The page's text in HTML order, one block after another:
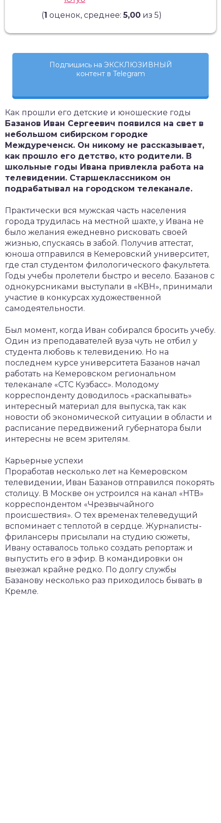
(1 оценок, среднее:5,00 из 5)
Подпишись на ЭКСКЛЮЗИВНЫЙ
контент в Telegram
Как прошли его детские и юношеские годы
Базанов Иван Сергеевич появился на свет в
небольшом сибирском городке
Междуреченск. Он никому не рассказывает,
как прошло его детство, кто родители. В
школьные годы Ивана привлекла работа на
телевидении. Старшеклассником он
подрабатывал на городском телеканале.
Практически вся мужская часть населения
города трудилась на местной шахте, у Ивана не
было желания ежедневно рисковать своей
жизнью, спускаясь в забой. Получив аттестат,
юноша отправился в Кемеровский университет,
где стал студентом филологического факультета.
Годы учебы пролетели быстро и весело. Базанов с
однокурсниками выступали в «КВН», принимали
участие в конкурсах художественной
самодеятельности.
Был момент, когда Иван собирался бросить учебу.
Один из преподавателей вуза чуть не отбил у
студента любовь к телевидению. Но на
последнем курсе университета Базанов начал
работать на Кемеровском региональном
телеканале «СТС Кузбасс». Молодому
корреспонденту доводилось «раскапывать»
интересный материал для выпуска, так как
новости об экономической ситуации в области и
расписание передвижений губернатора были
интересны не всем зрителям.
Карьерные успехи
Проработав несколько лет на Кемеровском
телевидении, Иван Базанов отправился покорять
столицу. В Москве он устроился на канал «НТВ»
корреспондентом «Чрезвычайного
происшествия». О тех временах телеведущий
вспоминает с теплотой в сердце. Журналисты-
фрилансеры присылали на студию сюжеты,
Ивану оставалось только создать репортаж и
выпустить его в эфир. В командировки он
выезжал крайне редко. По долгу службы
Базанову несколько раз приходилось бывать в
Кремле.